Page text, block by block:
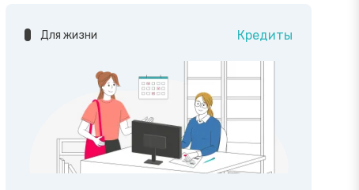
Для жизни Кредиты